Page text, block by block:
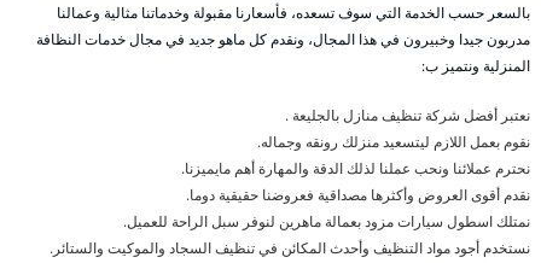
بالسعر حسب الخدمة التي سوف تسعده، فأسعارنا مقبولة وخدماتنا مثالية وعمالنا
مدربون جيدا وخبيرون في هذا المجال، ونقدم كل ماهو جديد في مجال خدمات النظافة
المنزلية ونتميز ب:
نعتبر أفضل شركة تنظيف منازل بالجليعة .
نقوم بعمل اللازم ليتسعيد منزلك رونقه وجماله.
نحترم عملائنا ونحب عملنا لذلك الدقة والمهارة أهم مايميزنا.
نقدم أقوى العروض وأكثرها مصداقية فعروضنا حقيقية دوما.
نمتلك اسطول سيارات مزود بعمالة ماهرين لنوفر سبل الراحة للعميل.
نستخدم أجود مواد التنظيف وأحدث المكائن في تنظيف السجاد والموكيت والستائر.